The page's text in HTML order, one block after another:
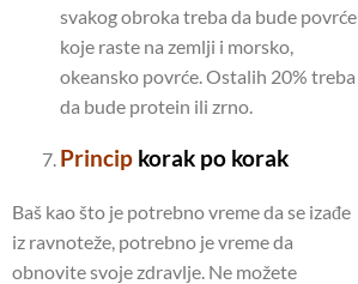
svakog obroka treba da bude povrće
koje raste na zemlji i morsko,
okeansko povrće. Ostalih 20% treba
da bude protein ili zrno.
Princip korak po korak
Baš kao što je potrebno vreme da se izađe
iz ravnoteže, potrebno je vreme da
obnovite svoje zdravlje. Ne možete